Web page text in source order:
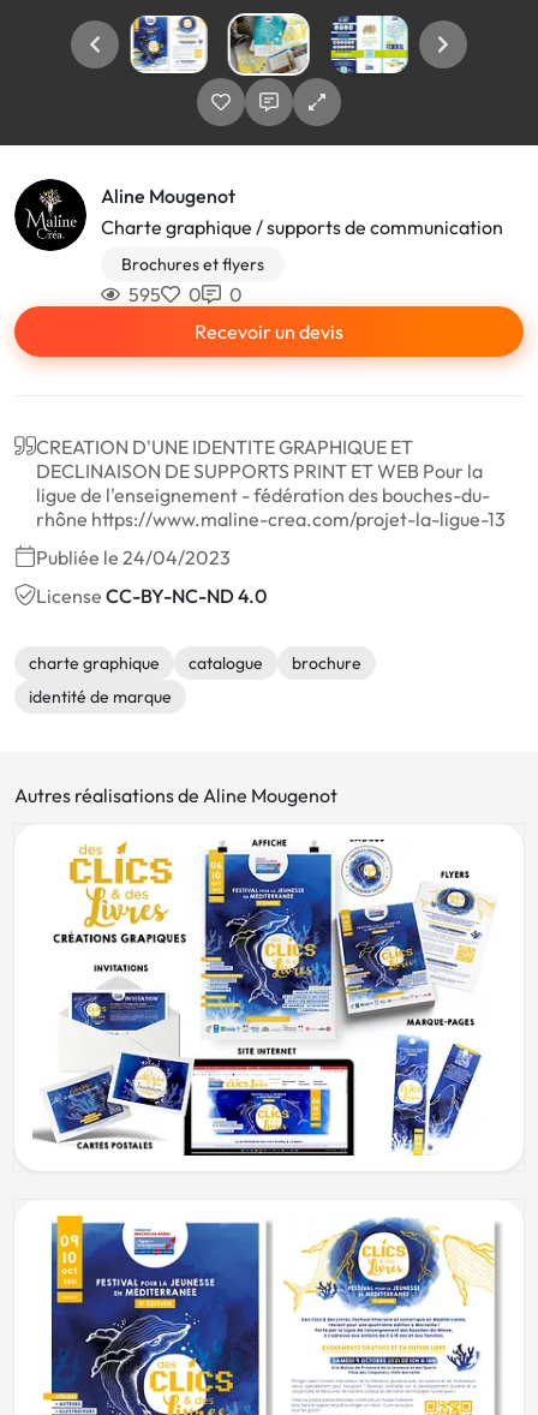
Aline Mougenot
Charte graphique / supports de communication
Brochures et flyers
595 0
0
Recevoir un devis
CREATION D'UNE IDENTITE GRAPHIQUE ET
DECLINAISON DE SUPPORTS PRINT ET WEB Pour la
ligue de l'enseignement - fédération des bouches-du-
rhône https://www.maline-crea.com/projet-la-ligue-13
Publiée le 24/04/2023
License CC-BY-NC-ND 4.0
charte graphique catalogue
brochure
identité de marque
Autres réalisations de Aline Mougenot